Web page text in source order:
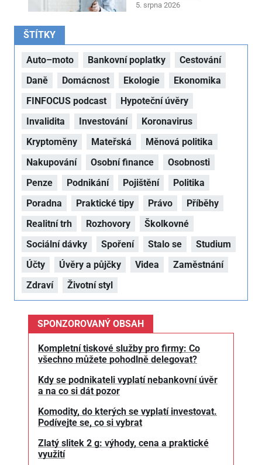
5. srpna 2026
ŠTÍTKY
Auto–moto Bankovní poplatky
Cestování
Daně
Domácnost Ekologie
Ekonomika
FINFOCUS podcast
Hypoteční úvěry
Invalidita
Investování
Koronavirus
Kryptoměny
Mateřská
Měnová politika
Nakupování
Osobní finance
Osobnosti
Penze
Podnikání Pojištění
Politika
Poradna
Praktické tipy Právo
Příběhy
Realitní trh
Rozhovory
Školkovné
Sociální dávky
Spoření Stalo se
Studium
Účty
Úvěry a půjčky Videa
Zaměstnání
Zdraví
Životní styl
SPONZOROVANÝ OBSAH
Kompletní tiskové služby pro firmy: Co
všechno můžete pohodlně delegovat?
Kdy se podnikateli vyplatí nebankovní úvěr
a na co si dát pozor
Komodity, do kterých se vyplatí investovat.
Podívejte se, co si vybrat
Zlatý slitek 2 g: výhody, cena a praktické
využití